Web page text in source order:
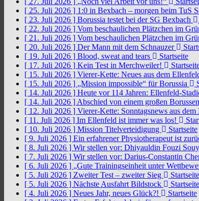
[ 25. Juli 2026 ] 1:0 in Bexbach – morgen beim TuS
[ 23. Juli 2026 ] Borussia testet bei der SG Bexbach
[ 22. Juli 2026 ] Vom beschaulichen Plätzchen im
[ 21. Juli 2026 ] Vom beschaulichen Plätzchen im
[ 20. Juli 2026 ] Der Mann mit dem Schnauzer
[ 19. Juli 2026 ] Blood, sweat and tears
Startseite
[ 17. Juli 2026 ] Kein Test in Merchweiler!
[ 15. Juli 2026 ] Vierer-Kette: Neues aus dem
[ 15. Juli 2026 ] „Mission impossible“ für Borussia
[ 14. Juli 2026 ] Heute vor 114 Jahren: Ellenfeld-
[ 14. Juli 2026 ] Abschied von einem großen Borussen
[ 12. Juli 2026 ] Vierer-Kette: Sonntagsnews aus dem
[ 11. Juli 2026 ] Im Ellenfeld ist immer was los!
[ 10. Juli 2026 ] Mission Titelverteidigung
Startseite
[ 9. Juli 2026 ] Ein erfahrener Physiotherapeut ist
[ 8. Juli 2026 ] Wir stellen vor: Dhiyauldin Fouzi
[ 7. Juli 2026 ] Wir stellen vor: Darius-Constantin
[ 6. Juli 2026 ] „Gute Trainingseinheit unter
[ 5. Juli 2026 ] Zweiter Test – zweiter Sieg
Startseite
[ 5. Juli 2026 ] Nächste Ausfahrt Bildstock
Startseite
[ 4. Juli 2026 ] Neues Jahr, neues Glück?!
Startseite